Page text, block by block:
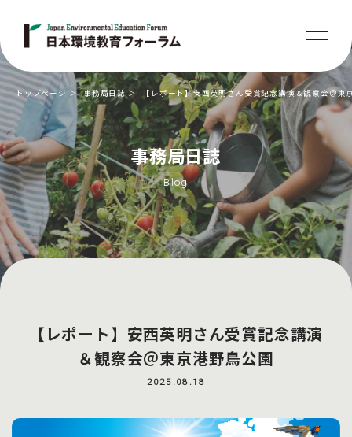
事務局日誌
Blog
トップページ 事務局日誌 【レポート】安西英明さん受賞記念講演＆観察会＠東
【レポート】安西英明さん受賞記念講演
＆観察会＠東京港野鳥公園
2025.08.18